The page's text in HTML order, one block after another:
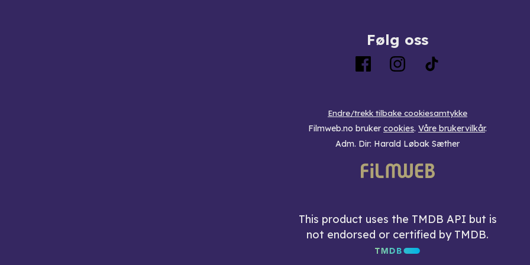
Følg oss
Endre/trekk tilbake cookiesamtykke
Filmweb.no bruker cookies. Våre brukervilkår.
Adm. Dir: Harald Løbak Sæther
This product uses the TMDB API but is
not endorsed or certified by TMDB.